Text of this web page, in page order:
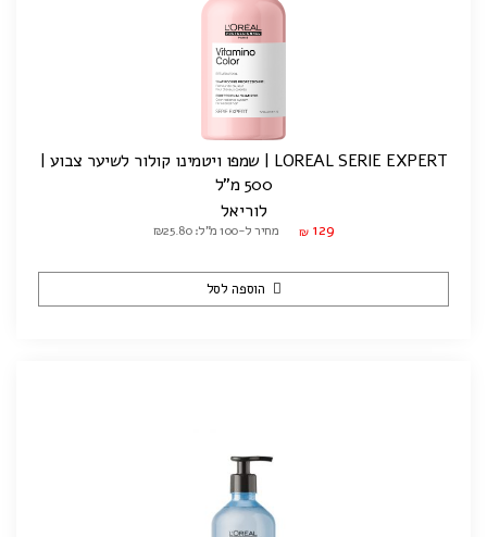
LOREAL SERIE EXPERT | שמפו ויטמינו קולור לשיער צבוע |
500 מ"ל
לוריאל
₪ 129 מחיר ל-100 מ"ל: ₪25.80
הוספה לסל